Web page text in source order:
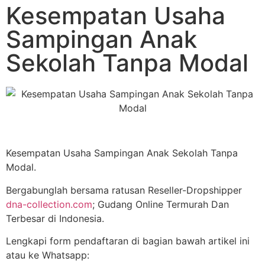
Kesempatan Usaha
Sampingan Anak
Sekolah Tanpa Modal
Kesempatan Usaha Sampingan Anak Sekolah Tanpa
Modal.
Bergabunglah bersama ratusan Reseller-Dropshipper
dna-collection.com; Gudang Online Termurah Dan
Terbesar di Indonesia.
Lengkapi form pendaftaran di bagian bawah artikel ini
atau ke Whatsapp: